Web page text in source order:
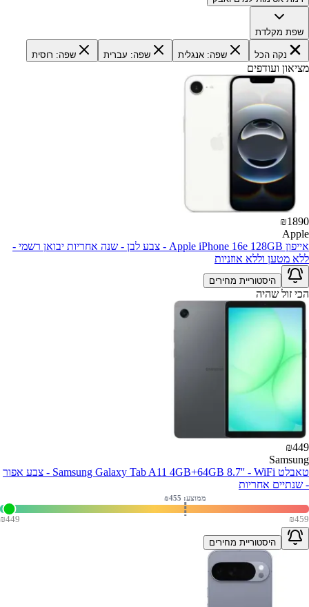
שפת מקלדת
נקה הכל שפה: אנגלית שפה: עברית שפה: רוסית
מציאון ועודפים
₪1890
Apple
אייפון Apple iPhone 16e 128GB - צבע לבן - שנה אחריות יבואן רשמי -
ללא מטען וללא אוזניות
היסטוריית מחירים
הכי זול שהיה
₪449
Samsung
טאבלט Samsung Galaxy Tab A11 4GB+64GB 8.7'' - WiFi - צבע אפור
- שנתיים אחריות
₪449 ₪459
ממוצע: ₪ 455
היסטוריית מחירים